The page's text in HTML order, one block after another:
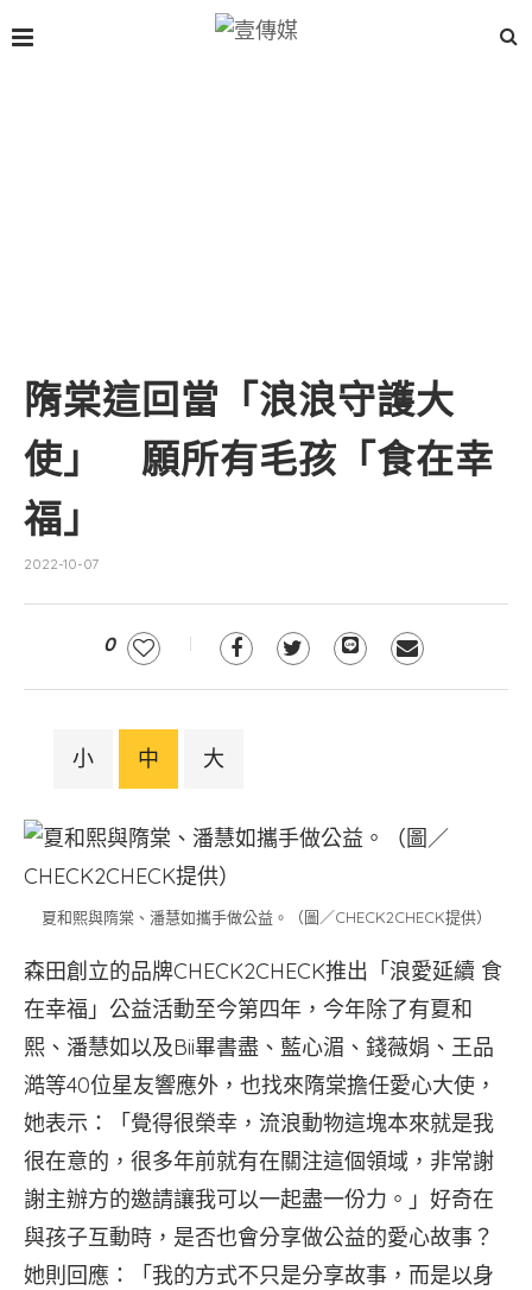
隋棠這回當「浪浪守護大
使」 願所有毛孩「食在幸
福」
2022-10-07
0
小 中 大
夏和熙與隋棠、潘慧如攜手做公益。（圖／CHECK2CHECK提供）
森田創立的品牌CHECK2CHECK推出「浪愛延續 食
在幸福」公益活動至今第四年，今年除了有夏和
熙、潘慧如以及Bii畢書盡、藍心湄、錢薇娟、王品
澔等40位星友響應外，也找來隋棠擔任愛心大使，
她表示：「覺得很榮幸，流浪動物這塊本來就是我
很在意的，很多年前就有在關注這個領域，非常謝
謝主辦方的邀請讓我可以一起盡一份力。」好奇在
與孩子互動時，是否也會分享做公益的愛心故事？
她則回應：「我的方式不只是分享故事，而是以身